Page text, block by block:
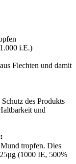
i.E.)
Flechten und damit
des Produkts
und
tropfen. Dies
(1000 IE, 500%